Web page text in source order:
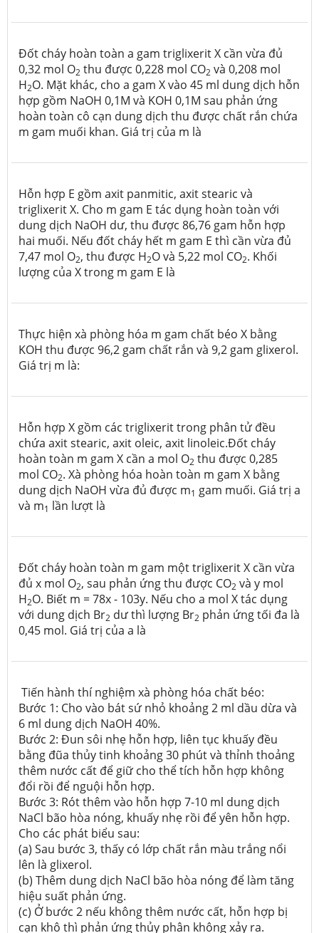
Đốt cháy hoàn toàn a gam triglixerit X cần vừa đủ
0,32 mol O2 thu được 0,228 mol CO2 và 0,208 mol
H2O. Mặt khác, cho a gam X vào 45 ml dung dịch hỗn
hợp gồm NaOH 0,1M và KOH 0,1M sau phản ứng
hoàn toàn cô cạn dung dịch thu được chất rắn chứa
m gam muối khan. Giá trị của m là
Hỗn hợp E gồm axit panmitic, axit stearic và
triglixerit X. Cho m gam E tác dụng hoàn toàn với
dung dịch NaOH dư, thu được 86,76 gam hỗn hợp
hai muối. Nếu đốt cháy hết m gam E thì cần vừa đủ
7,47 mol O2, thu được H2O và 5,22 mol CO2. Khối
lượng của X trong m gam E là
Thực hiện xà phòng hóa m gam chất béo X bằng
KOH thu được 96,2 gam chất rắn và 9,2 gam glixerol.
Giá trị m là:
Hỗn hợp X gồm các triglixerit trong phân tử đều
chứa axit stearic, axit oleic, axit linoleic.Đốt cháy
hoàn toàn m gam X cần a mol O2 thu được 0,285
mol CO2. Xà phòng hóa hoàn toàn m gam X bằng
dung dịch NaOH vừa đủ được m1 gam muối. Giá trị a
và m1 lần lượt là
Đốt cháy hoàn toàn m gam một triglixerit X cần vừa
đủ x mol O2, sau phản ứng thu được CO2 và y mol
H2O. Biết m = 78x - 103y. Nếu cho a mol X tác dụng
với dung dịch Br2 dư thì lượng Br2 phản ứng tối đa là
0,45 mol. Giá trị của a là
Tiến hành thí nghiệm xà phòng hóa chất béo:
Bước 1: Cho vào bát sứ nhỏ khoảng 2 ml dầu dừa và
6 ml dung dịch NaOH 40%.
Bước 2: Đun sôi nhẹ hỗn hợp, liên tục khuấy đều
bằng đũa thủy tinh khoảng 30 phút và thỉnh thoảng
thêm nước cất để giữ cho thể tích hỗn hợp không
đổi rồi để nguội hỗn hợp.
Bước 3: Rót thêm vào hỗn hợp 7-10 ml dung dịch
NaCl bão hòa nóng, khuấy nhẹ rồi để yên hỗn hợp.
Cho các phát biểu sau:
(a) Sau bước 3, thấy có lớp chất rắn màu trắng nổi
lên là glixerol.
(b) Thêm dung dịch NaCl bão hòa nóng để làm tăng
hiệu suất phản ứng.
(c) Ở bước 2 nếu không thêm nước cất, hỗn hợp bị
cạn khô thì phản ứng thủy phân không xảy ra.